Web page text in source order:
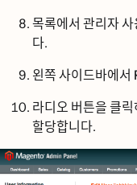
목록에서 관리자
다.
왼쪽 사이드바에서
라디오 버튼을
할당합니다.